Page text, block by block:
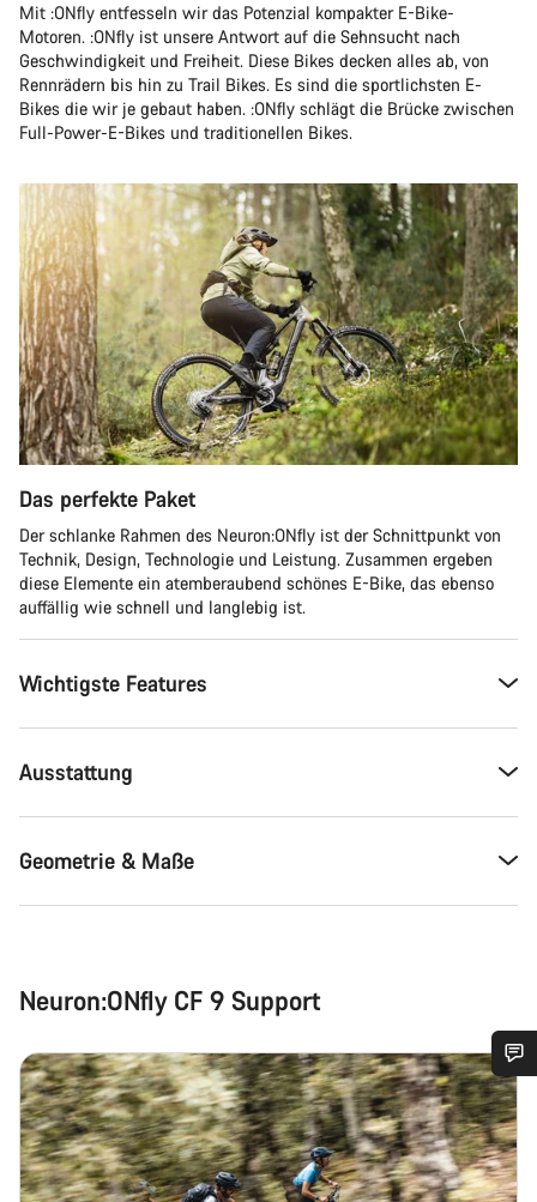
Mit :ONfly entfesseln wir das Potenzial kompakter E-Bike-
Motoren. :ONfly ist unsere Antwort auf die Sehnsucht nach
Geschwindigkeit und Freiheit. Diese Bikes decken alles ab, von
Rennrädern bis hin zu Trail Bikes. Es sind die sportlichsten E-
Bikes die wir je gebaut haben. :ONfly schlägt die Brücke zwischen
Full-Power-E-Bikes und traditionellen Bikes.
Das perfekte Paket
Der schlanke Rahmen des Neuron:ONfly ist der Schnittpunkt von
Technik, Design, Technologie und Leistung. Zusammen ergeben
diese Elemente ein atemberaubend schönes E-Bike, das ebenso
auffällig wie schnell und langlebig ist.
Wichtigste Features
Ausstattung
Geometrie & Maße
Neuron:ONfly CF 9 Support
Benötigst du Hilfe?
Unsere Experten stehen dir jetzt im Chat zur Verfügung.